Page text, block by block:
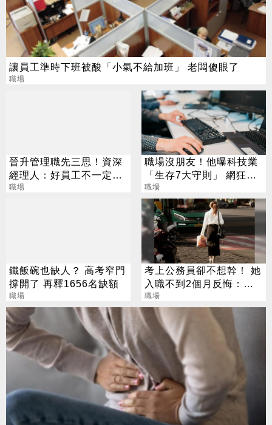
讓員工準時下班被酸「小氣不給加班」 老闆傻眼了
職場
晉升管理職先三思！資深
經理人：好員工不一定能
成為好主管
職場
職場沒朋友！他曝科技業
「生存7大守則」 網狂
推：各行業都適用
職場
鐵飯碗也缺人？ 高考窄門
撐開了 再釋1656名缺額
職場
考上公務員卻不想幹！ 她
入職不到2個月反悔：作
夢都在上班
職場